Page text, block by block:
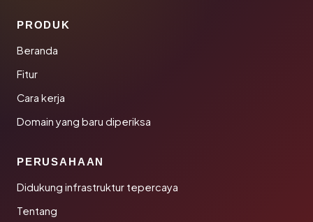
PRODUK
Beranda
Fitur
Cara kerja
Domain yang baru diperiksa
PERUSAHAAN
Didukung infrastruktur tepercaya
Tentang